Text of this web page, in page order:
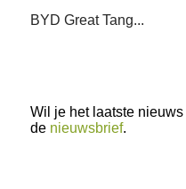
BYD Great Tang...
Wil je het laatste
de nieuwsbrief.